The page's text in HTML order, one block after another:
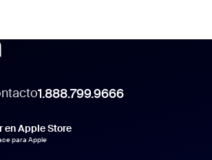
1.888.799.9666
en Apple Store
para Apple